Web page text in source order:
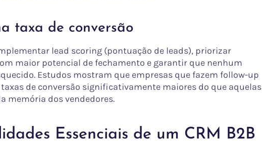
taxa de conversão
lead scoring (pontuação de leads), priorizar
maior potencial de fechamento e garantir que nenhum
Estudos mostram que empresas que fazem follow-up
de conversão significativamente maiores do que aquelas
memória dos vendedores.
Essenciais de um CRM B2B